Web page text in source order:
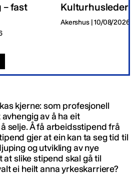
– fast
Kulturhusleder
Akershus | 10/08/2026
kjerne: som profesjonell
av å ha eit
selje. Å få arbeidsstipend frå
gjer at ein kan ta seg tid til
og utvikling av nye
slike stipend skal gå til
ei heilt anna yrkeskarriere?